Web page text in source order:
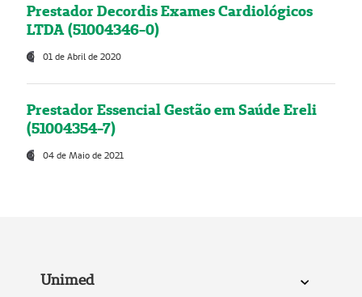
Prestador Decordis Exames Cardiológicos
LTDA (51004346-0)
01 de Abril de 2020
Prestador Essencial Gestão em Saúde Ereli
(51004354-7)
04 de Maio de 2021
Unimed